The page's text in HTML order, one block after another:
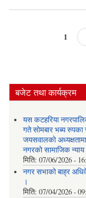
1
बजेट तथा कार्यक्रम
यस कटहरिया
गते सोमबार भब्य
जयसवालको
नगरको सामाजिक
मिति: 07/06/2026 -
नगर सभाको बाह्र
।
मिति: 07/04/2026 -